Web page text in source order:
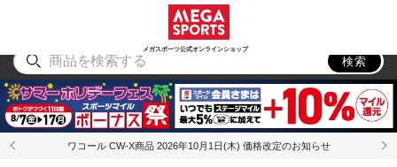
メガスポーツ公式オンラインショップ
アウトドア
検索
ワコール CW-X商品 2026年10月1日(木) 価格改定のお知らせ